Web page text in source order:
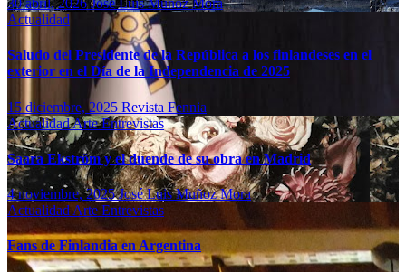
30 abril, 2026José Luis Muñoz Mora
Actualidad
Saludo del Presidente de la República a los finlandeses en el
exterior en el Día de la Independencia de 2025
15 diciembre, 2025 Revista Fennia
ActualidadArteEntrevistas
Saara Ekström y el duende de su obra en Madrid
4 noviembre, 2025José Luis Muñoz Mora
ActualidadArte Entrevistas
Fans de Finlandia en Argentina